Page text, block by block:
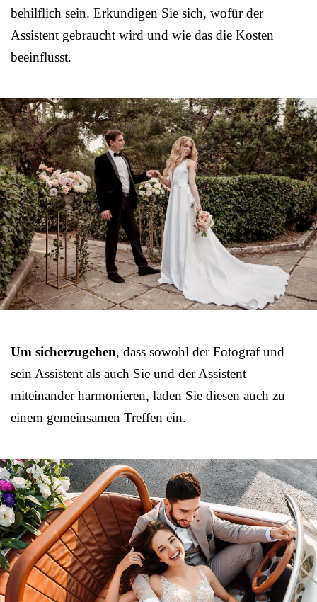
behilflich sein. Erkundigen Sie sich, wofür der
Assistent gebraucht wird und wie das die Kosten
beeinflusst.
Um sicherzugehen, dass sowohl der Fotograf und
sein Assistent als auch Sie und der Assistent
miteinander harmonieren, laden Sie diesen auch zu
einem gemeinsamen Treffen ein.